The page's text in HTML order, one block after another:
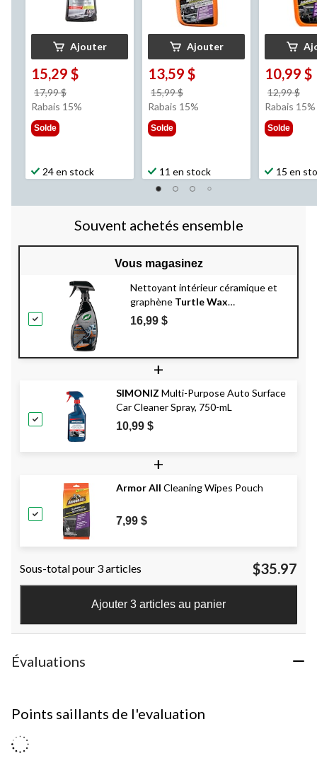
Ajouter
15,29 $
17,99 $
était
Rabais 15%
Solde
24 en stock
Ajouter
13,59 $
15,99 $
était
Rabais 15%
Solde
11 en stock
10,99 $
12,99 $
Rabais 15%
Solde
15 en
Souvent achetés ensemble
Vous magasinez
Nettoyant intérieur céramique et
graphène Turtle Wax
Hybrid Solutions pour l'intérieur de
l'auto, 591 mL
16,99 $
+
SIMONIZ Multi-Purpose Auto Surface
Car Cleaner Spray, 750-mL
10,99 $
+
Armor All Cleaning Wipes Pouch
7,99 $
Sous-total pour 3 articles $35.97
Ajouter 3 articles au panier
Évaluations
Points saillants de l'evaluation